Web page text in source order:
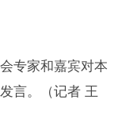
专家和嘉宾对本
言。（记者 王